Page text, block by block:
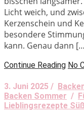
Licht weich, und
Kerzenschein und
besondere
kann. Genau dann
Continue Reading No
3. Juni 2025 /
Backen Sommer /
Lieblingsrezepte